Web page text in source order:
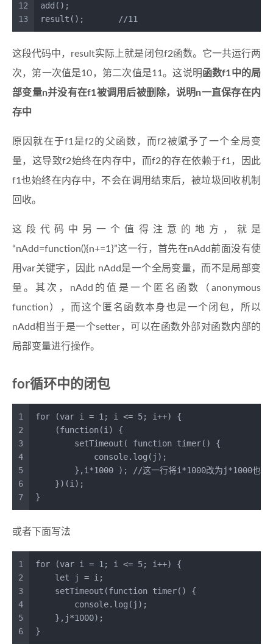
12
13
add ();
result
//11
这段代码中，result实际上就是闭包f2函数。它一共运行两
次，第一次值是10，第二次值是11。这说明函数f1中的局
部变量n并没有在f1被调用后被删除，说明n一直保存在内
存中
原因就在于f1是f2的父函数，而f2被赋予了一个全局变
量，这导致f2始终在内存中，而f2的存在依赖于f1，因此
f1也始终在内存中，不会在调用结束后，被垃圾回收机制
回收。
这段代码中另一个值得注意的地方，就是
“nAdd=function(){n+=1}”这一行，首先在nAdd前面没有使
用var关键字，因此 nAdd是一个全局变量，而不是局部变
量。其次，nAdd的值是一个匿名函数（anonymous
function），而这个匿名函数本身也是一个闭包，所以
nAdd相当于是一个setter，可以在函数外部对函数内部的
局部变量进行操作。
for循环中的闭包
1
2
3
4
5
6
7
for (var i = 1 ; i <= 5; i++) {
    (
function(i ) {
setTimeout ( function timer( ) {
console. log (j);
        },i*
1000 );
//这一行将i*1000改为j*1000也行
    })(i);
}
或者下面写法
1
2
3
4
5
6
for (var i = 1 ; i <= 5; i++) {
let j = i;
setTimeout (function timer( ) {
console. log (j);
    },j*
1000);
}